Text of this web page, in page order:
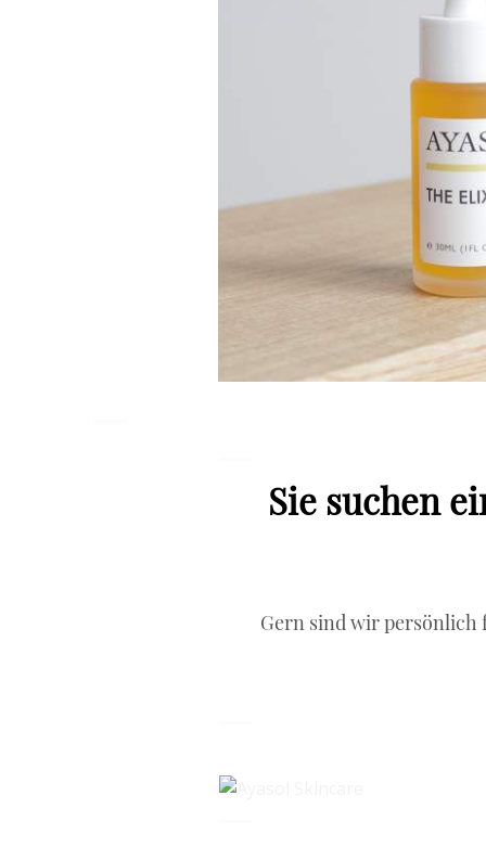
Sie suchen
Gern sind wir persönlich